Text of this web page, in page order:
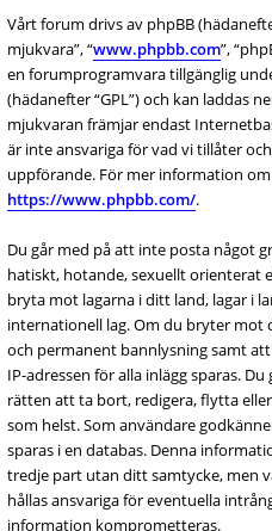
Vårt forum drivs av phpBB
mjukvara”, “www.phpbb.com”,
en forumprogramvara tillgänglig
(hädanefter “GPL”) och kan laddas
mjukvaran främjar endast
är inte ansvariga för vad vi tillåter
uppförande. För mer information
https://www.phpbb.com/.
Du går med på att inte posta något
hatiskt, hotande, sexuellt orienterat
bryta mot lagarna i ditt land, lagar i
internationell lag. Om du bryter mot
och permanent bannlysning samt
IP-adressen för alla inlägg sparas.
rätten att ta bort, redigera, flytta
som helst. Som användare
sparas i en databas. Denna
tredje part utan ditt samtycke, men
hållas ansvariga för eventuella
information komprometteras.